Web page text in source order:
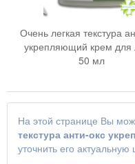
Очень легкая текстура
укрепляющий крем для
50 мл
На этой странице Вы
текстура анти-окс
уточнить его актуальную